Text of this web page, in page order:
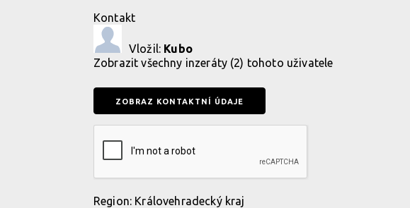
Kontakt
Vložil: Kubo
Zobrazitvšechny inzeráty (2) tohoto uživatele
Region: Královehradecký kraj